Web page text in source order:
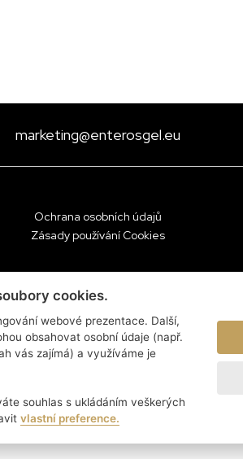
marketing@enterosgel.eu
Ochrana osobních údajů
Zásady používání Cookies
cookies.
webové prezentace. Další,
obsahovat osobní údaje (např.
vás zajímá) a využíváme je
souhlas s ukládáním veškerých
vlastní preference.